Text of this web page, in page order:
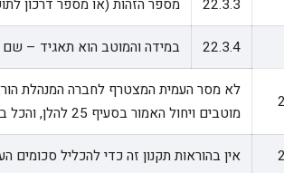
22.3.3 מספר הזהות (או מספר דרכון
22.3.4 במידה והמוטב הוא תאגיד –
מוטבים ויחול האמור בסעיף 25 להלן, והכל בכפוף להוראות סעיף 24 להלן.
אין בהוראות תקנון זה כדי להכליל